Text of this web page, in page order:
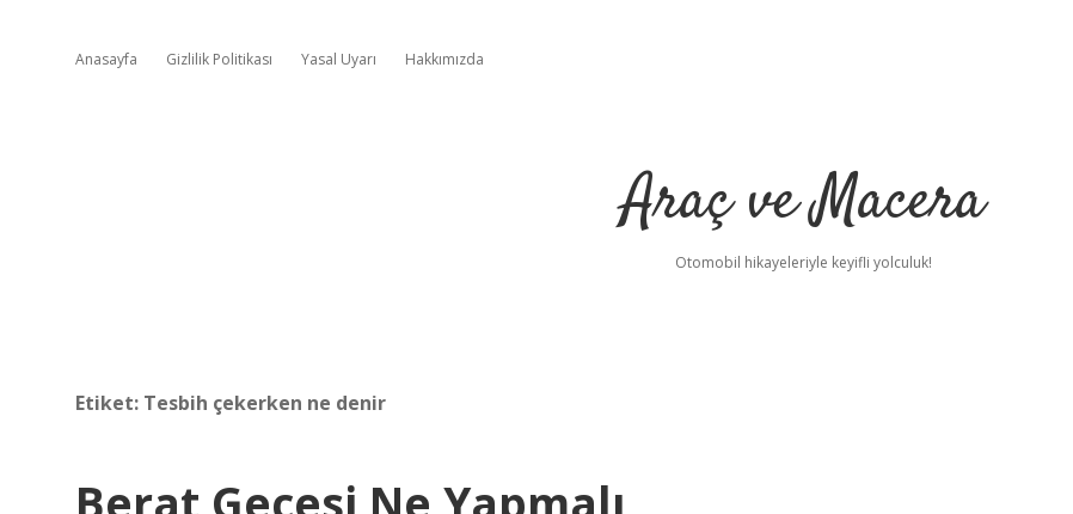
Anasayfa Gizlilik Politikası Yasal Uyarı Hakkımızda
Araç ve Macera
Otomobil hikayeleriyle keyifli yolculuk!
Etiket: Tesbih çekerken ne denir